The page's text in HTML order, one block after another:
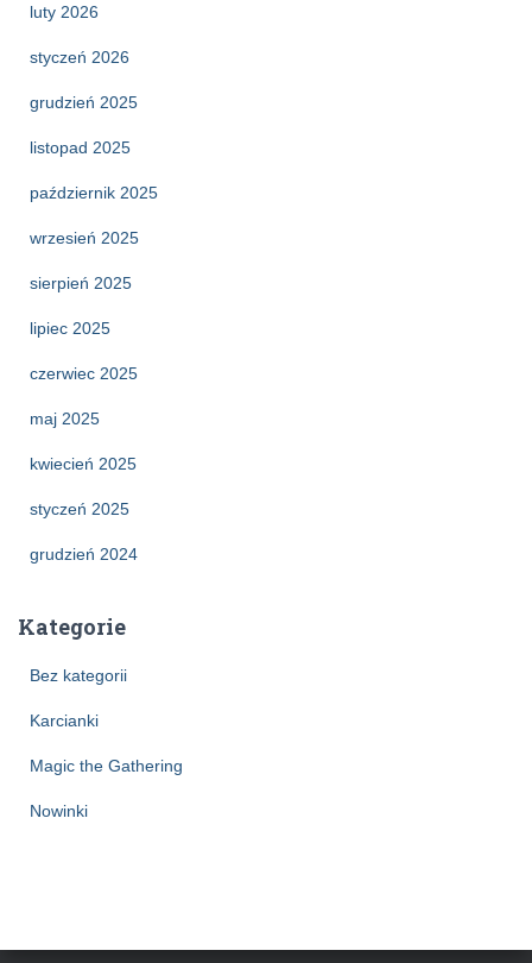
luty 2026
styczeń 2026
grudzień 2025
listopad 2025
październik 2025
wrzesień 2025
sierpień 2025
lipiec 2025
czerwiec 2025
maj 2025
kwiecień 2025
styczeń 2025
grudzień 2024
Kategorie
Bez kategorii
Karcianki
Magic the Gathering
Nowinki